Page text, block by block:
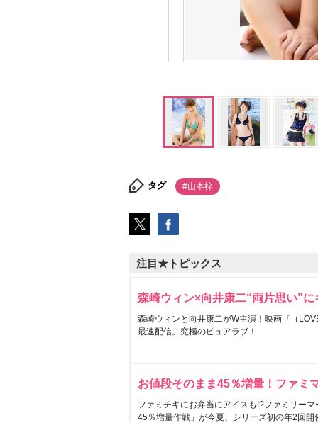
タグ #山本梓
注目★トピックス
森崎ウィン×向井康二“両片思い”
森崎ウィンと向井康二がW主演！映画『（
最速配信。究極のピュアラブ！
お値段そのまま45％増量！ファミ
ファミチキにお弁当にアイスも!?ファミリー
45％増量作戦」が今夏、シリーズ初の年2回開